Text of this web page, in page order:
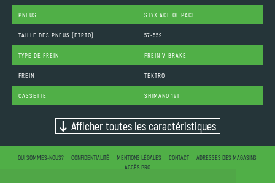
PNEUS STYX ACE OF PACE
TAILLE DES PNEUS (ETRTO) 57-559
TYPE DE FREIN FREIN V-BRAKE
FREIN TEKTRO
CASSETTE SHIMANO 19T
Afficher toutes les caractéristiques
QUI SOMMES-NOUS? CONFIDENTIALITÉ MENTIONS LÉGALES CONTACT
ADRESSES DES MAGASINS
ACCÈS PRO